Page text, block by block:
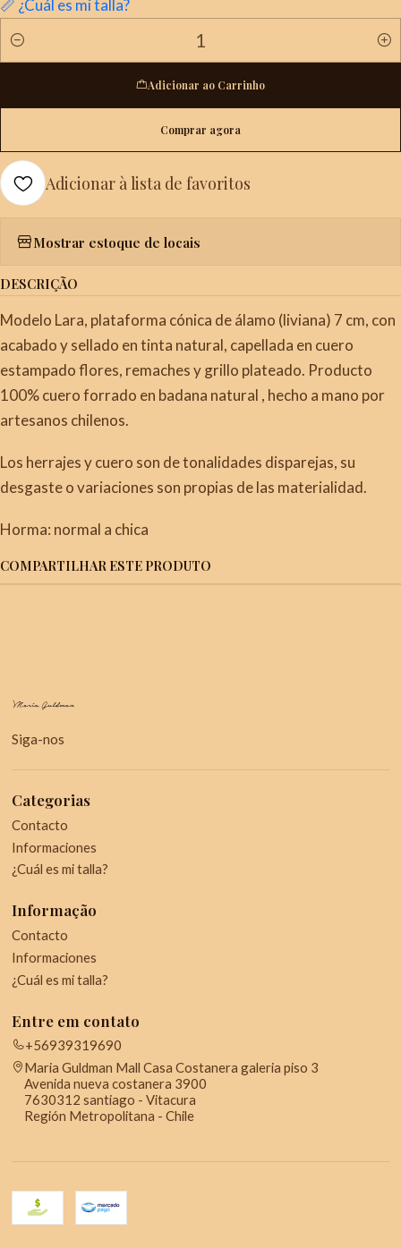
📏 ¿Cuál es mi talla?
Quantidade
Adicionar ao Carrinho
Comprar agora
Adicionar à lista de favoritos
Mostrar estoque de locais
DESCRIÇÃO
Modelo Lara, plataforma cónica de álamo (liviana) 7 cm, con
acabado y sellado en tinta natural, capellada en cuero
estampado flores, remaches y grillo plateado. Producto
100% cuero forrado en badana natural , hecho a mano por
artesanos chilenos.
Los herrajes y cuero son de tonalidades disparejas, su
desgaste o variaciones son propias de las materialidad.
Horma: normal a chica
COMPARTILHAR ESTE PRODUTO
Siga-nos
Categorias
Contacto
Informaciones
¿Cuál es mi talla?
Informação
Contacto
Informaciones
¿Cuál es mi talla?
Entre em contato
+56939319690
Maria Guldman Mall Casa Costanera galeria piso 3
Avenida nueva costanera 3900
7630312 santiago - Vitacura
Región Metropolitana - Chile